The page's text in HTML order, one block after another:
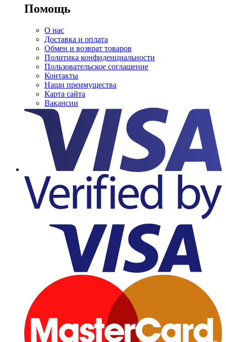
Помощь
О нас
Доставка и оплата
Обмен и возврат товаров
Политика конфиденциальности
Пользовательское соглашение
Контакты
Наши преимущества
Карта сайта
Вакансии